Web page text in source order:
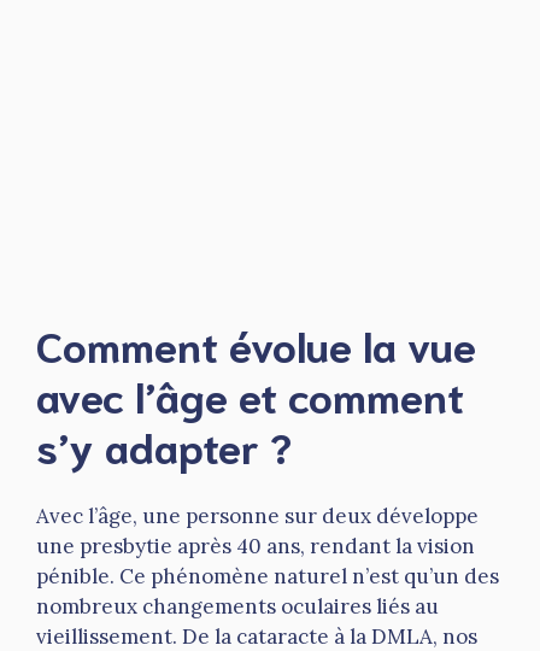
Comment évolue la vue
avec l’âge et comment
s’y adapter ?
Avec l’âge, une personne sur deux développe
une presbytie après 40 ans, rendant la vision
pénible. Ce phénomène naturel n’est qu’un des
nombreux changements oculaires liés au
vieillissement. De la cataracte à la DMLA, nos